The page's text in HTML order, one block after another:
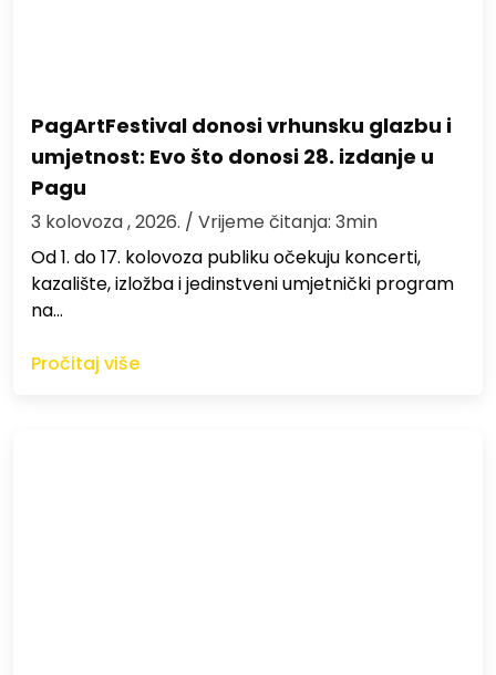
PagArtFestival donosi vrhunsku glazbu i
umjetnost: Evo što donosi 28. izdanje u
Pagu
3 kolovoza , 2026. / Vrijeme čitanja: 3min
Od 1. do 17. kolovoza publiku očekuju koncerti,
kazalište, izložba i jedinstveni umjetnički program
na…
Pročitaj više